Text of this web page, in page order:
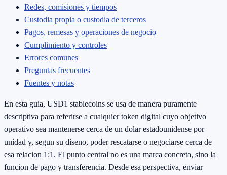
Redes, comisiones y tiempos
Custodia propia o custodia de terceros
Pagos, remesas y operaciones de negocio
Cumplimiento y controles
Errores comunes
Preguntas frecuentes
Fuentes y notas
En esta guia, USD1 stablecoins se usa de manera puramente
descriptiva para referirse a cualquier token digital cuyo objetivo
operativo sea mantenerse cerca de un dolar estadounidense por
unidad y, segun su diseno, poder rescatarse o negociarse cerca de
esa relacion 1:1. El punto central no es una marca concreta, sino la
funcion de pago y transferencia. Desde esa perspectiva, enviar